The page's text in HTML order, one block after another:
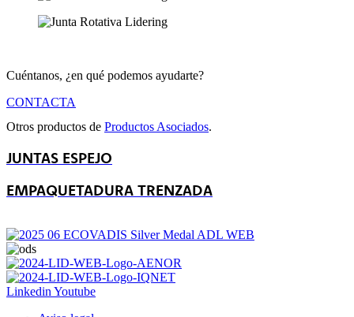
Cuéntanos, ¿en qué podemos ayudarte?
CONTACTA
Otros productos de Productos Asociados.
JUNTAS ESPEJO
EMPAQUETADURA TRENZADA
Linkedin Youtube